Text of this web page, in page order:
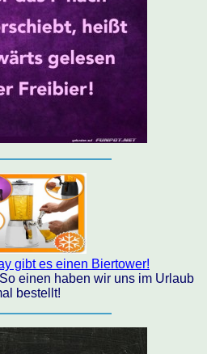
gibt es einen Biertower!
einen haben wir uns im Urlaub
bestellt!